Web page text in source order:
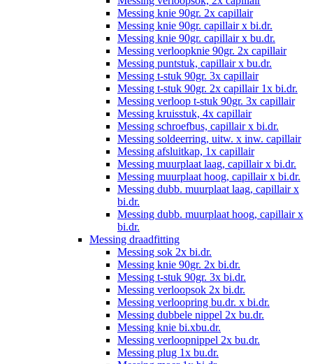
Messing knie 90gr. 2x capillair
Messing knie 90gr. capillair x bi.dr.
Messing knie 90gr. capillair x bu.dr.
Messing verloopknie 90gr. 2x capillair
Messing puntstuk, capillair x bu.dr.
Messing t-stuk 90gr. 3x capillair
Messing t-stuk 90gr. 2x capillair 1x bi.dr.
Messing verloop t-stuk 90gr. 3x capillair
Messing kruisstuk, 4x capillair
Messing schroefbus, capillair x bi.dr.
Messing soldeerring, uitw. x inw. capillair
Messing afsluitkap, 1x capillair
Messing muurplaat laag, capillair x bi.dr.
Messing muurplaat hoog, capillair x bi.dr.
Messing dubb. muurplaat laag, capillair x
bi.dr.
Messing dubb. muurplaat hoog, capillair x
bi.dr.
Messing draadfitting
Messing sok 2x bi.dr.
Messing knie 90gr. 2x bi.dr.
Messing t-stuk 90gr. 3x bi.dr.
Messing verloopsok 2x bi.dr.
Messing verloopring bu.dr. x bi.dr.
Messing dubbele nippel 2x bu.dr.
Messing knie bi.xbu.dr.
Messing verloopnippel 2x bu.dr.
Messing plug 1x bu.dr.